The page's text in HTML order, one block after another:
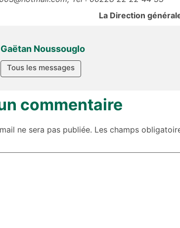
La Direction
Gaëtan Noussouglo
Tous les messages
commentaire
ne sera pas publiée. Les champs